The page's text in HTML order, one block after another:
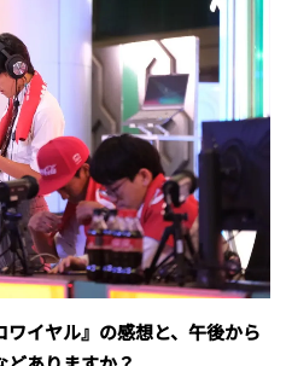
イヤル』の感想と、午後から